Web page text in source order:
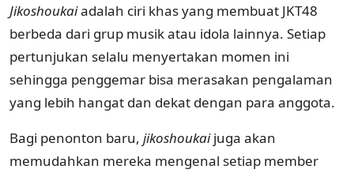
Jikoshoukaiadalah ciri khas yang membuat JKT48
berbeda dari grup musik atau idola lainnya. Setiap
pertunjukan selalu menyertakan momen ini
sehingga penggemar bisa merasakan pengalaman
yang lebih hangat dan dekat dengan para anggota.
Bagi penonton baru, jikoshoukaijuga akan
memudahkan mereka mengenal setiap member